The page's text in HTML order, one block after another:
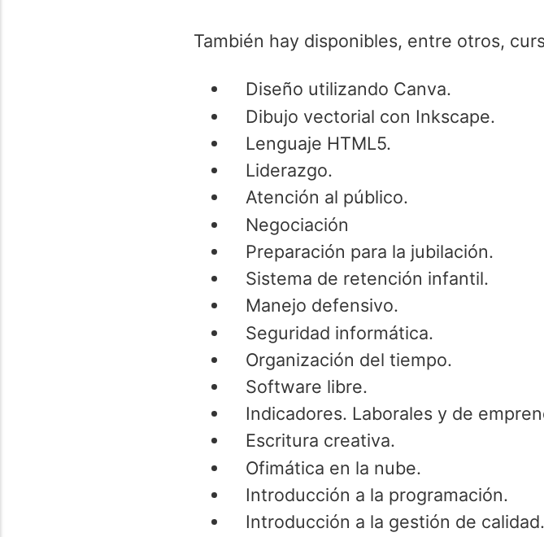
También hay disponibles, entre otros,
Diseño utilizando Canva.
Dibujo vectorial con Inkscape.
Lenguaje HTML5.
Liderazgo.
Atención al público.
Negociación
Preparación para la jubilación.
Sistema de retención infantil.
Manejo defensivo.
Seguridad informática.
Organización del tiempo.
Software libre.
Indicadores. Laborales y de
Escritura creativa.
Ofimática en la nube.
Introducción a la programación.
Introducción a la gestión de calidad.